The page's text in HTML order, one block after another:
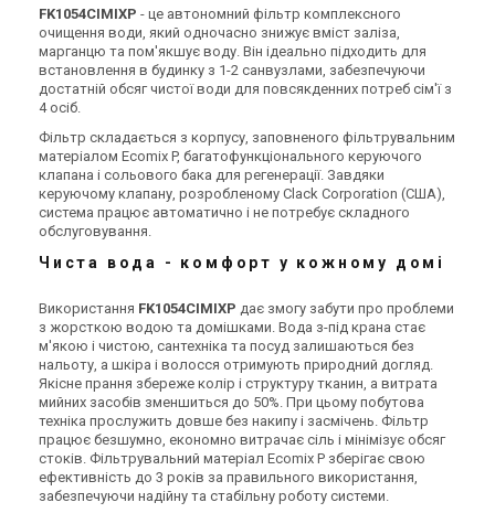
Україна
Фільтр пом’якшення води
Ecosoft FK 1235 CAB CE
Ціна
Ціна за запитом
Купити
Фільтр пом’якшення води
Ecosoft FK 1035 CAB CE
Ціна
Ціна за запитом
(1)
Україна
Фільтр для видалення
заліза Ecosoft FK 1252 CE
MIX C
Ціна
65 520 грн
Україна
Фільтр для видалення
заліза Ecosoft FK 1465 CE
Ціна
81 423 грн
FK1054CIMIXP - це автономний фільтр комплексного
очищення води, який одночасно знижує вміст заліза,
марганцю та пом'якшує воду. Він ідеально підходить для
встановлення в будинку з 1-2 санвузлами, забезпечуючи
достатній обсяг чистої води для повсякденних потреб сім'ї з
4 осіб.
Фільтр складається з корпусу, заповненого фільтрувальним
матеріалом Ecomix P, багатофункціонального керуючого
клапана і сольового бака для регенерації. Завдяки
керуючому клапану, розробленому Clack Corporation (США),
система працює автоматично і не потребує складного
обслуговування.
Чиста вода - комфорт у кожному домі
Використання FK1054CIMIXP дає змогу забути про проблеми
з жорсткою водою та домішками. Вода з-під крана стає
м'якою і чистою, сантехніка та посуд залишаються без
нальоту, а шкіра і волосся отримують природний догляд.
Якісне прання збереже колір і структуру тканин, а витрата
мийних засобів зменшиться до 50%. При цьому побутова
техніка прослужить довше без накипу і засмічень. Фільтр
працює безшумно, економно витрачає сіль і мінімізує обсяг
стоків. Фільтрувальний матеріал Ecomix P зберігає свою
ефективність до 3 років за правильного використання,
забезпечуючи надійну та стабільну роботу системи.